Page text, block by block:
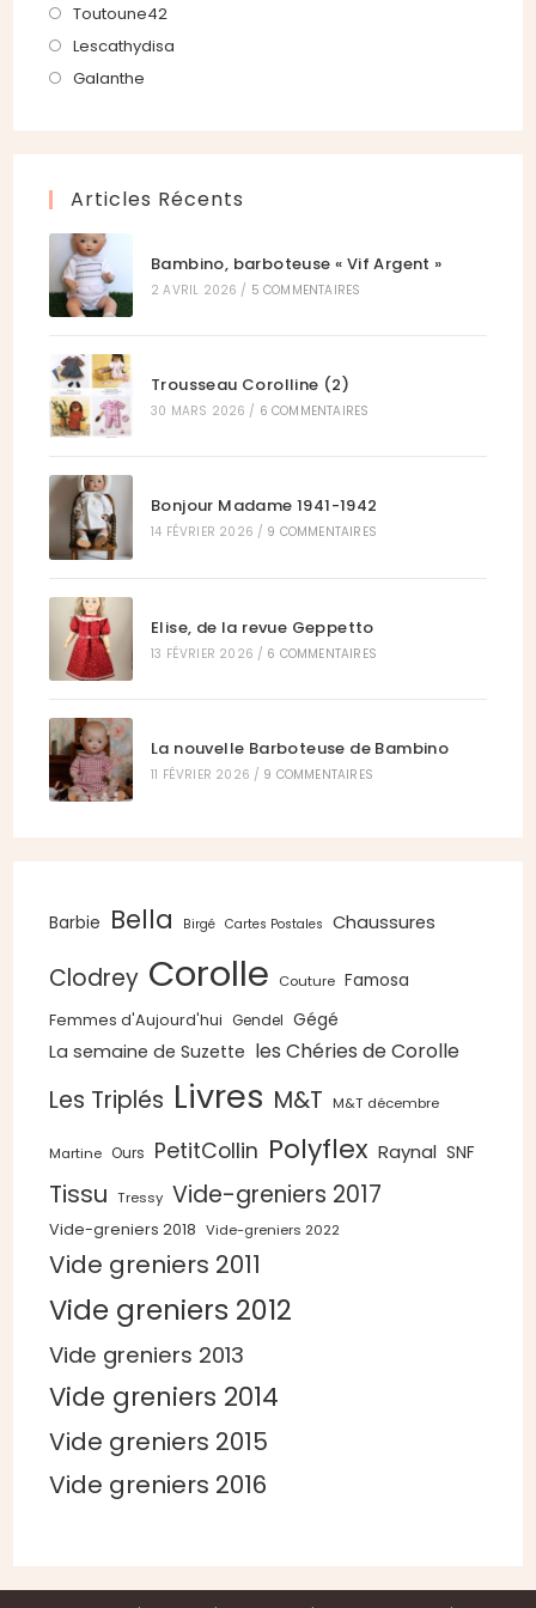
un
nouvel
Toutoune42S’ouvre
dans
Lescathydisa
Galanthe
onglet
Articles Récents
Bambino, barboteuse « Vif Argent »
2 AVRIL 2026 / 5 COMMENTAIRES
Trousseau Corolline (2)
30 MARS 2026 / 6 COMMENTAIRES
Bonjour Madame 1941-1942
14 FÉVRIER 2026 / 9 COMMENTAIRES
Elise, de la revue Geppetto
13 FÉVRIER 2026 / 6 COMMENTAIRES
La nouvelle Barboteuse de Bambino
11 FÉVRIER 2026 / 9 COMMENTAIRES
Barbie Bella Birgé Cartes Postales Chaussures
Clodrey Corolle Couture Famosa
Femmes d'Aujourd'hui Gendel Gégé
La semaine de Suzette les Chéries de Corolle
Les Triplés Livres M&T M&T décembre
Martine Ours PetitCollin Polyflex Raynal SNF
Tissu Tressy Vide-greniers 2017
Vide-greniers 2018 Vide-greniers 2022
Vide greniers 2011
Vide greniers 2012
Vide greniers 2013
Vide greniers 2014
Vide greniers 2015
Vide greniers 2016